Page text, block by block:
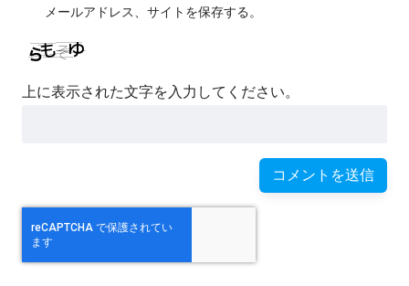
メールアドレス、サイトを保存する。
上に表示された文字を入力してください。